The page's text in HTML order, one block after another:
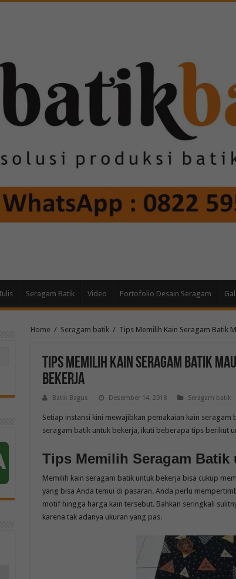
Seragam Batik Video Portofolio Desain Seragam
Home / Seragam batik / Tips Memilih Kain Seragam Batik
Tips Memilih Kain Seragam Batik
Bekerja
Batik Bagus Desember 14, 2018 Seragam batik
Setiap instansi kini mewajibkan pemakaian kain
seragam batik untuk bekerja, ikuti beberapa tips berikut
Tips Memilih Seragam Batik
Memilih kain seragam batik untuk bekerja bisa cukup
yang bisa Anda temui di pasaran. Anda perlu
motif hingga harga kain tersebut. Bahkan seringkali
karena tak adanya ukuran yang pas.